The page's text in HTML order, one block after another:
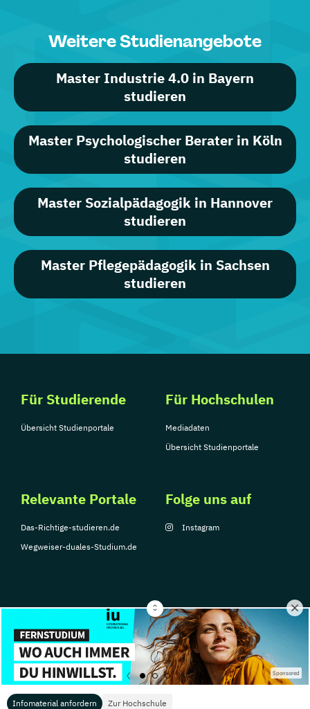
Infomaterial anfordern Zur Hochschule
Sponsored
Weitere Studienangebote
Master Industrie 4.0 in Bayern
studieren
Master Psychologischer Berater in Köln
studieren
Master Sozialpädagogik in Hannover
studieren
Master Pflegepädagogik in Sachsen
studieren
Für Studierende
Übersicht Studienportale
Für Hochschulen
Mediadaten
Übersicht Studienportale
Relevante Portale
Das-Richtige-studieren.de
Wegweiser-duales-Studium.de
Folge uns auf
Instagram
© Copyright 2026, TarGroup Media GmbH
Impressum
Über
uns
Datenschutzerklärung Nutzungsbedingungen